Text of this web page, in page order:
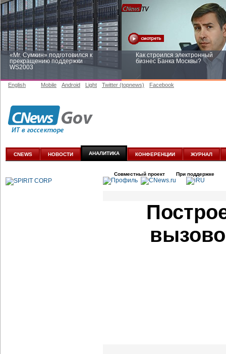
«Mr. Сумкин» подготовился к
прекращению поддержки
WS2003
Как строился электронный
бизнес Банка Москвы?
Заоблачная оптимизация: как
аналитике
English Mobile Android Light Twitter (topnews) Facebook
CNEWS НОВОСТИ АНАЛИТИКА КОНФЕРЕНЦИИ ЖУРНАЛ
Совместный проект При поддержке